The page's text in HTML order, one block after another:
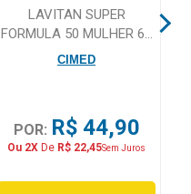
LAVITAN SUPER
FORMULA 50 MULHER 60
COMPRIMIDOS
CIMED
POR: R$ 44,90
Ou 2X De R$ 22,45Sem Juros